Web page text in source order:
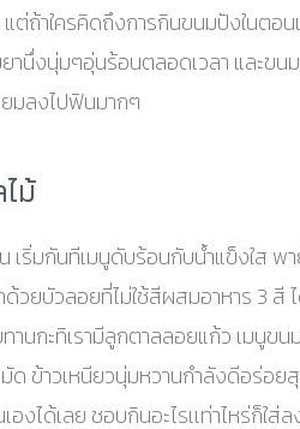
ถ้าใครคิดถึงการกินขนมปังในตอน
านึ่งนุ่มๆอุ่นร้อนตลอดเวลา และขน
มลงไปฟินมากๆ
ม้
เริ่มกันทีเมนูดับร้อนกับน้ำแข็งใส พ
วยบัวลอยที่ไม่ใช้สีผสมอาหาร 3 สี
นกะทิเรามีลูกตาลลอยแก้ว เมนูขน
ด ข้าวเหนียวนุ่มหวานกำลังดีอร่อ
งได้เลย ชอบกินอะไรเเท่าไหร่ก็ใส่